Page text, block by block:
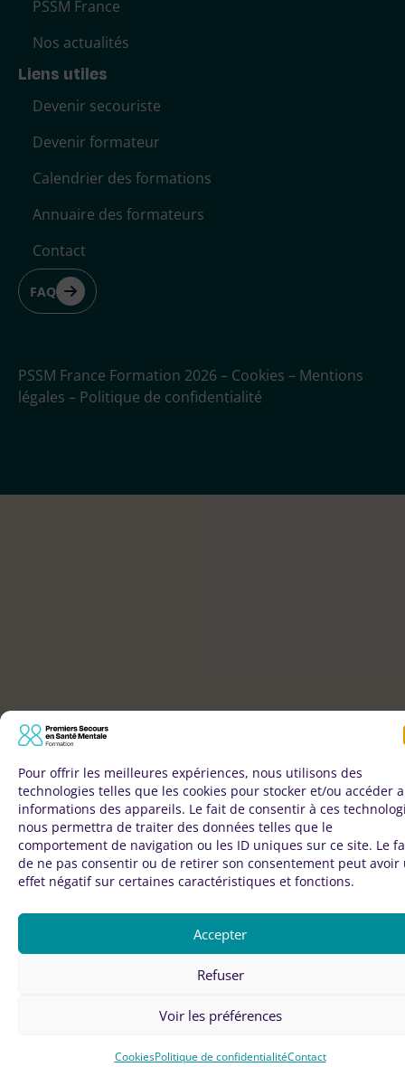
Pour offrir les meilleures expériences, nous utilisons des
technologies telles que les cookies pour stocker et/ou accéder
informations des appareils. Le fait de consentir à ces
nous permettra de traiter des données telles que le
comportement de navigation ou les ID uniques sur ce site. Le
de ne pas consentir ou de retirer son consentement peut avoir
effet négatif sur certaines caractéristiques et fonctions.
Accepter
Refuser
Voir les préférences
CookiesPolitique de confidentialitéContact
PSSM France
Nos actualités
Liens utiles
Devenir secouriste
Devenir formateur
Calendrier des formations
Annuaire des formateurs
Contact
FAQ
PSSM France Formation 2026– Cookies – Mentions
légales – Politique de confidentialité